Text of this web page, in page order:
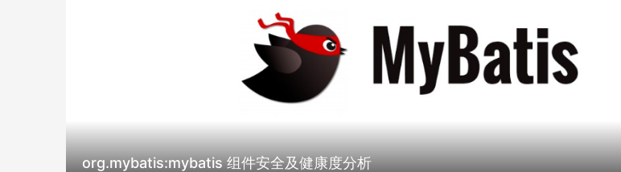
org.mybatis:mybatis 组件安全及健康度分析